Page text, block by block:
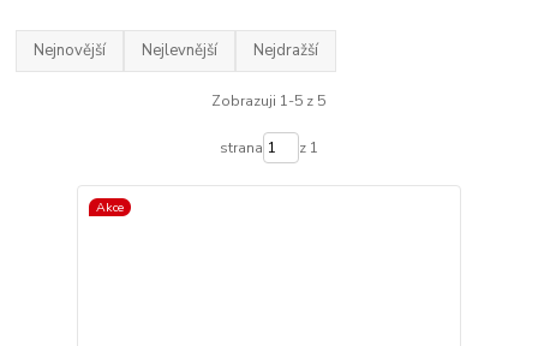
Nejnovější Nejlevnější Nejdražší
Zobrazuji 1-5 z 5
strana z 1
Akce